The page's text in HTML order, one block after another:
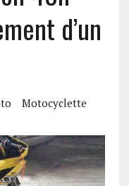
d’un
Motocyclette